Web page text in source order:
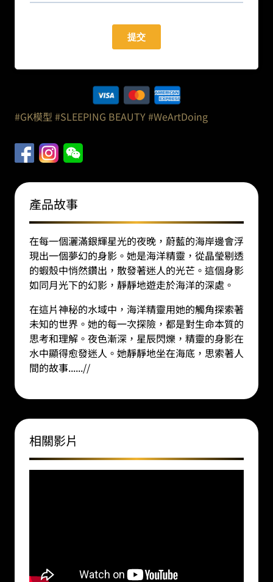
#GK模型 #SLEEPING BEAUTY#WeArtDoing
產品故事
在每一個灑滿銀輝星光的夜晚，蔚藍的海岸邊會浮
現出一個夢幻的身影。她是海洋精靈，從晶瑩剔透
的蝦殼中悄然鑽出，散發著迷人的光芒。這個身影
如同月光下的幻影，靜靜地遊走於海洋的深處。
在這片神秘的水域中，海洋精靈用她的觸角探索著
未知的世界。她的每一次探險，都是對生命本質的
思考和理解。夜色漸深，星辰閃爍，精靈的身影在
水中顯得愈發迷人。她靜靜地坐在海底，思索著人
間的故事......//
相關影片